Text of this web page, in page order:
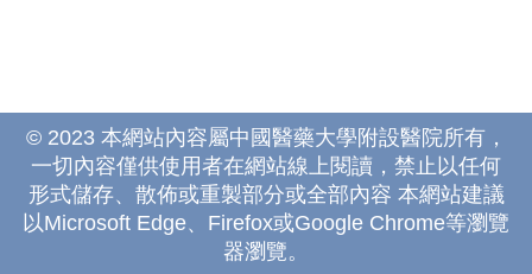
© 2023 本網站內容屬中國醫藥大學附設醫院所有，
一切內容僅供使用者在網站線上閱讀，禁止以任何
形式儲存、散佈或重製部分或全部內容 本網站建議
以Microsoft Edge、Firefox或Google Chrome等瀏覽
器瀏覽。